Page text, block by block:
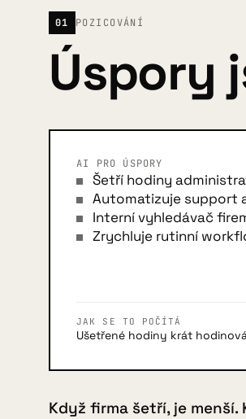
01 POZICOVÁNÍ
Úspory
AI PRO ÚSPORY
Šetří hodiny
Automatizuje support
Interní vyhledávač
Zrychluje rutinní
JAK SE TO POČÍTÁ
Ušetřené hodiny krát
Když firma šetří, je